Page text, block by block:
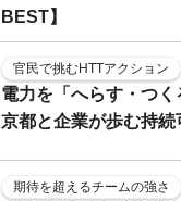
BEST】
官民で挑むHTTアクション
電力を「へらす・つ
京都と企業が歩む持
期待を超えるチームの強さ